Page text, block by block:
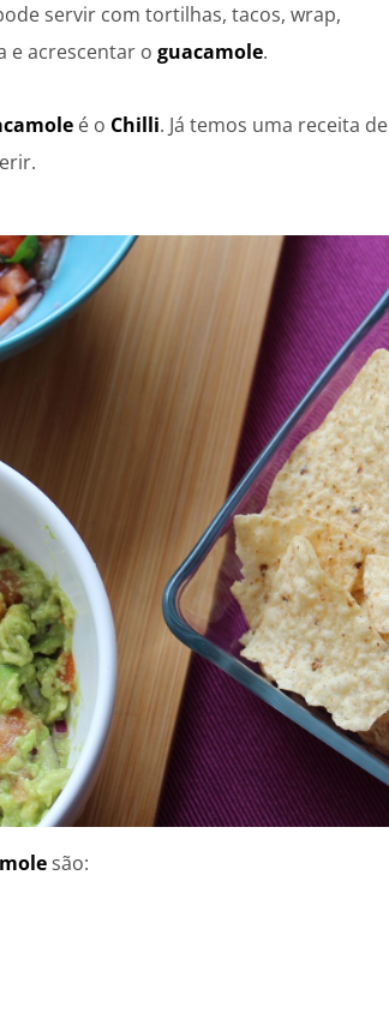
servir com tortilhas, tacos, wrap,
e acrescentar o guacamole.
é o Chilli. Já temos uma receita de
são: